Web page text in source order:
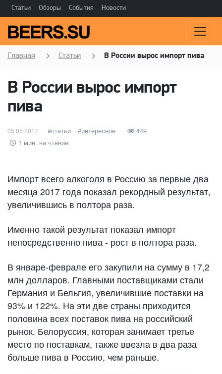
Статьи Обзоры События Новости
Главная Статьи В России вырос импорт пива
В России вырос импорт
пива
Опубликовано
05.05.2017 категории
статьи Метки
интересное
449
1 мин. на чтение
Импорт всего алкоголя в Россию за первые два
месяца 2017 года показал рекордный результат,
увеличившись в полтора раза.
Именно такой результат показал импорт
непосредственно пива - рост в полтора раза.
В январе-феврале его закупили на сумму в 17,2
млн долларов. Главными поставщиками стали
Германия и Бельгия, увеличившие поставки на
93% и 122%. На эти две страны приходится
половина всех поставок пива на российский
рынок. Белоруссия, которая занимает третье
место по поставкам, также ввезла в два раза
больше пива в Россию, чем раньше.